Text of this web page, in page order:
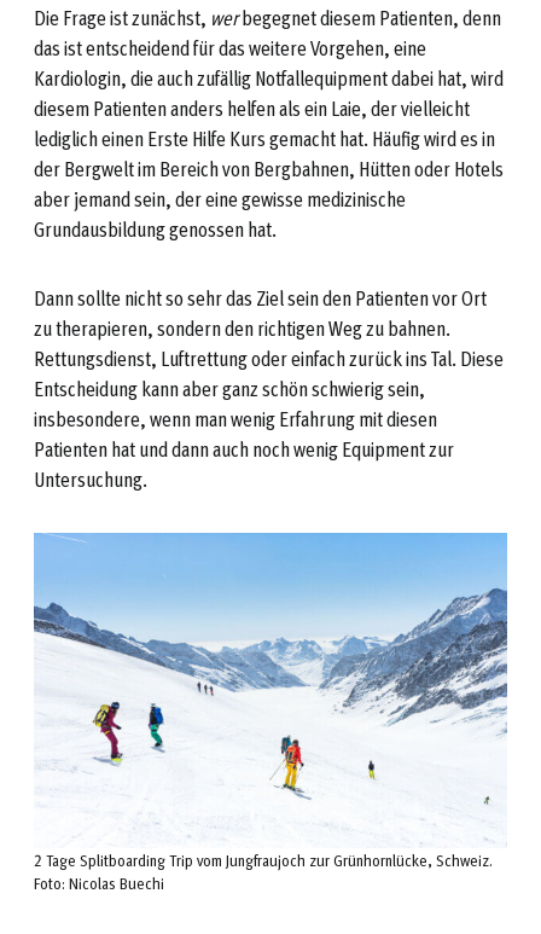
Die Frage ist zunächst, werbegegnet diesem Patienten, denn
das ist entscheidend für das weitere Vorgehen, eine
Kardiologin, die auch zufällig Notfallequipment dabei hat, wird
diesem Patienten anders helfen als ein Laie, der vielleicht
lediglich einen Erste Hilfe Kurs gemacht hat. Häufig wird es in
der Bergwelt im Bereich von Bergbahnen, Hütten oder Hotels
aber jemand sein, der eine gewisse medizinische
Grundausbildung genossen hat.
Dann sollte nicht so sehr das Ziel sein den Patienten vor Ort
zu therapieren, sondern den richtigen Weg zu bahnen.
Rettungsdienst, Luftrettung oder einfach zurück ins Tal. Diese
Entscheidung kann aber ganz schön schwierig sein,
insbesondere, wenn man wenig Erfahrung mit diesen
Patienten hat und dann auch noch wenig Equipment zur
Untersuchung.
2 Tage Splitboarding Trip vom Jungfraujoch zur Grünhornlücke, Schweiz.
Foto: Nicolas Buechi